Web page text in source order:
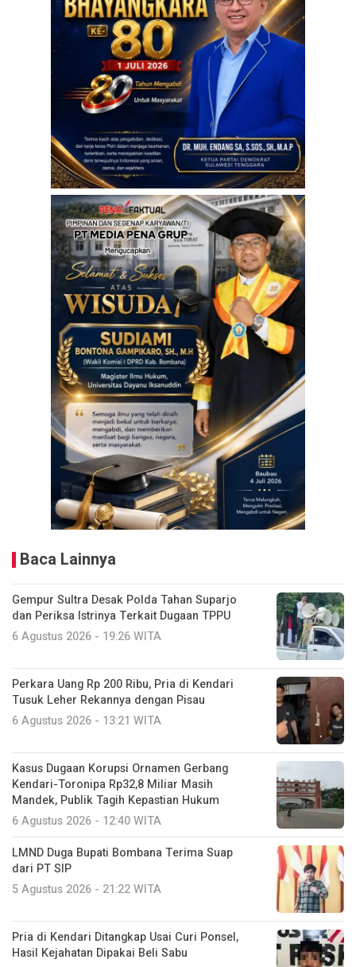
Baca Lainnya
Gempur Sultra Desak Polda Tahan Suparjo
dan Periksa Istrinya Terkait Dugaan TPPU
6 Agustus 2026 - 19:26 WITA
Perkara Uang Rp 200 Ribu, Pria di Kendari
Tusuk Leher Rekannya dengan Pisau
6 Agustus 2026 - 13:21 WITA
Kasus Dugaan Korupsi Ornamen Gerbang
Kendari-Toronipa Rp32,8 Miliar Masih
Mandek, Publik Tagih Kepastian Hukum
6 Agustus 2026 - 12:40 WITA
LMND Duga Bupati Bombana Terima Suap
dari PT SIP
5 Agustus 2026 - 21:22 WITA
Pria di Kendari Ditangkap Usai Curi Ponsel,
Hasil Kejahatan Dipakai Beli Sabu